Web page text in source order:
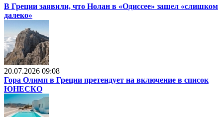
В Греции заявили, что Нолан в «Одиссее» зашел «слишком
далеко»
20.07.2026 09:08
Гора Олимп в Греции претендует на включение в список
ЮНЕСКО